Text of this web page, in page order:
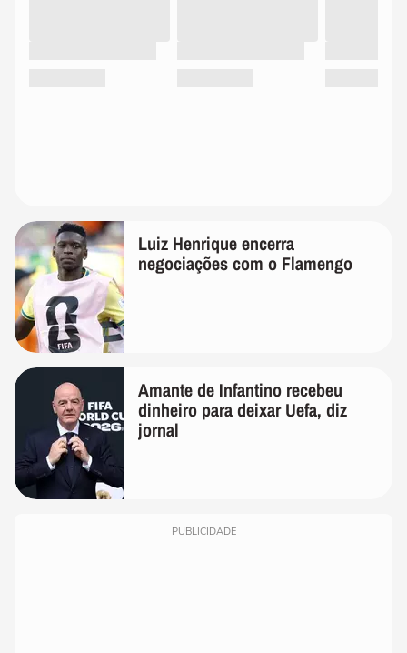
Luiz Henrique encerra
negociações com o Flamengo
Amante de Infantino recebeu
dinheiro para deixar Uefa, diz
jornal
PUBLICIDADE